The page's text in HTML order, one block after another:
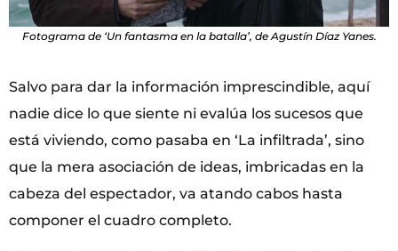
Fotograma de ‘Un fantasma en la batalla’, de Agustín Díaz Yanes.
Salvo para dar la información imprescindible, aquí
nadie dice lo que siente ni evalúa los sucesos que
está viviendo, como pasaba en ‘La infiltrada’, sino
que la mera asociación de ideas, imbricadas en la
cabeza del espectador, va atando cabos hasta
componer el cuadro completo.